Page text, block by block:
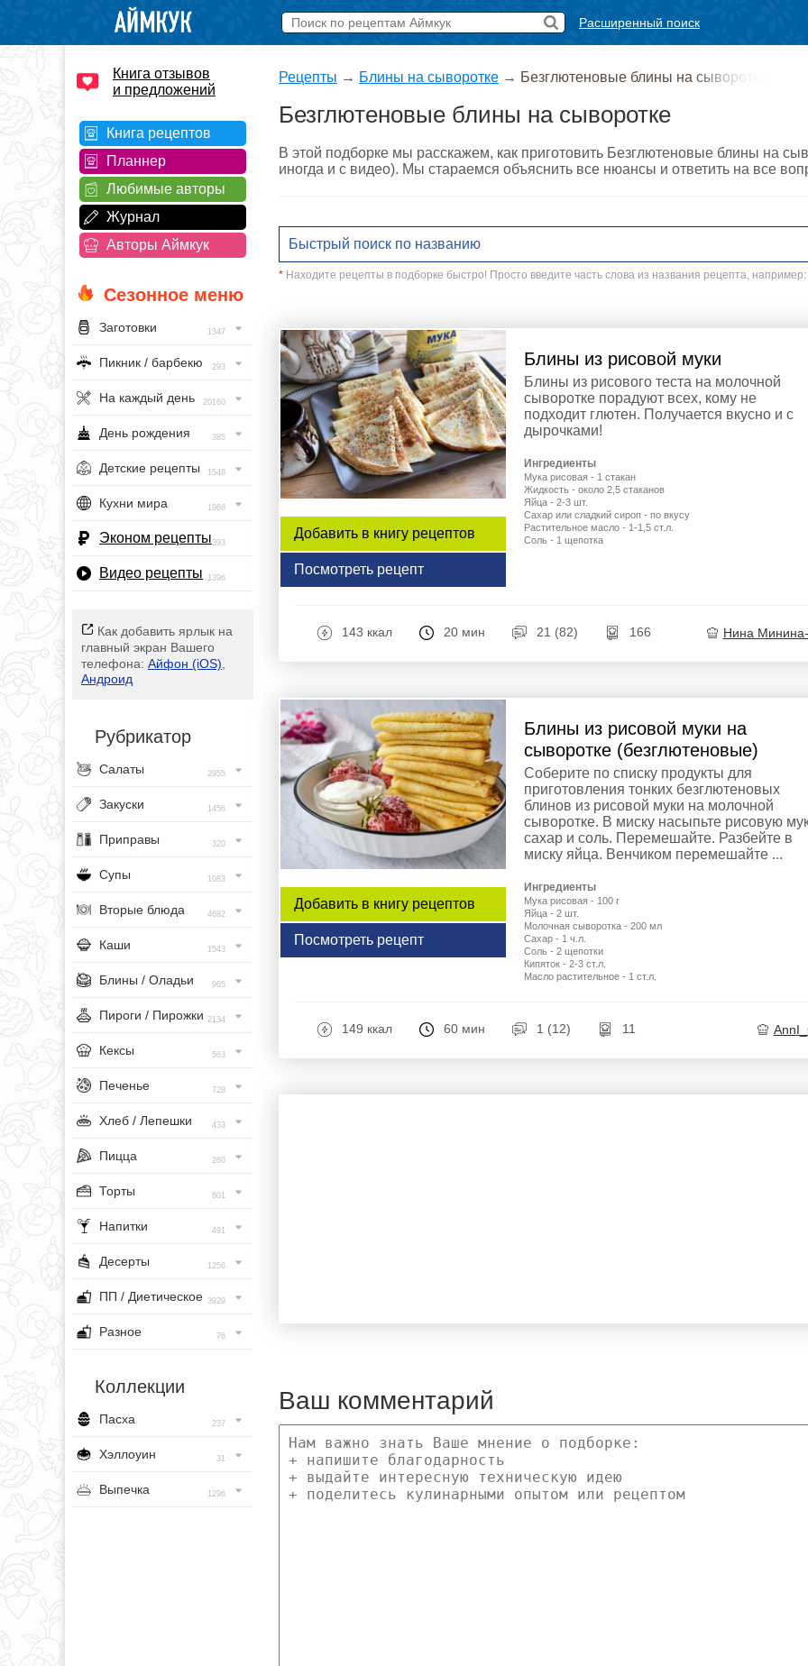
Расширенный поиск
Книга отзывов
и предложений
Книга рецептов
Планнер
Любимые авторы
Журнал
Авторы Аймкук
Сезонное меню
Заготовки 1347
Пикник / барбекю 293
На каждый день 20160
День рождения 385
Детские рецепты 1548
Кухни мира 1968
Эконом рецепты393
Видео рецепты 1396
Как добавить ярлык на
главный экран Вашего
телефона: Айфон (iOS)
Андроид
Рубрикатор
Салаты 2955
Закуски 1456
Приправы 320
Супы 1083
Вторые блюда 4682
Каши 1543
Блины / Оладьи 965
Пироги / Пирожки 2134
Кексы 563
Печенье 728
Хлеб / Лепешки 433
Пицца 260
Торты 801
Напитки 491
Десерты 1256
ПП / Диетическое 3929
Разное 76
Коллекции
Пасха 237
Хэллоуин 31
Выпечка 1296
Рецепты → Блины на сыворотке → Безглютеновые блины на сыворотке
Безглютеновые блины на сыворотке
В этой подборке мы расскажем, как приготовить Безглютеновые блины на
иногда и с видео). Мы стараемся объяснить все нюансы и ответить на все
* Находите рецепты в подборке быстро! Просто введите часть слова из названия рецепта, например:
Добавить в книгу рецептов
Посмотреть рецепт
Блины из рисовой муки
Блины из рисового теста на молочной
сыворотке порадуют всех, кому не
подходит глютен. Получается вкусно и с
дырочками!
Ингредиенты
Мука рисовая - 1 стакан
Жидкость - около 2,5 стаканов
Яйца - 2-3 шт.
Сахар или сладкий сироп - по вкусу
Растительное масло - 1-1,5 ст.л.
Соль - 1 щепотка
143 ккал 20 мин 21 (82) 166 Нина
Добавить в книгу рецептов
Посмотреть рецепт
Блины из рисовой муки на
сыворотке (безглютеновые)
Соберите по списку продукты для
приготовления тонких безглютеновых
блинов из рисовой муки на молочной
сыворотке. В миску насыпьте рисовую
сахар и соль. Перемешайте. Разбейте в
миску яйца. Венчиком перемешайте ...
Ингредиенты
Мука рисовая - 100 г
Яйца - 2 шт.
Молочная сыворотка - 200 мл
Сахар - 1 ч.л.
Соль - 2 щепотки
Кипяток - 2-3 ст.л.
Масло растительное - 1 ст.л.
149 ккал 60 мин 1 (12) 11
Ваш комментарий